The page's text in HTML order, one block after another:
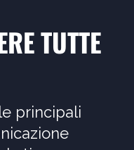
TUTTE
principali